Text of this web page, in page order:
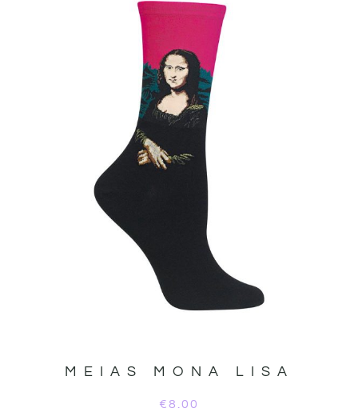
MEIAS MONA LISA
€8.00